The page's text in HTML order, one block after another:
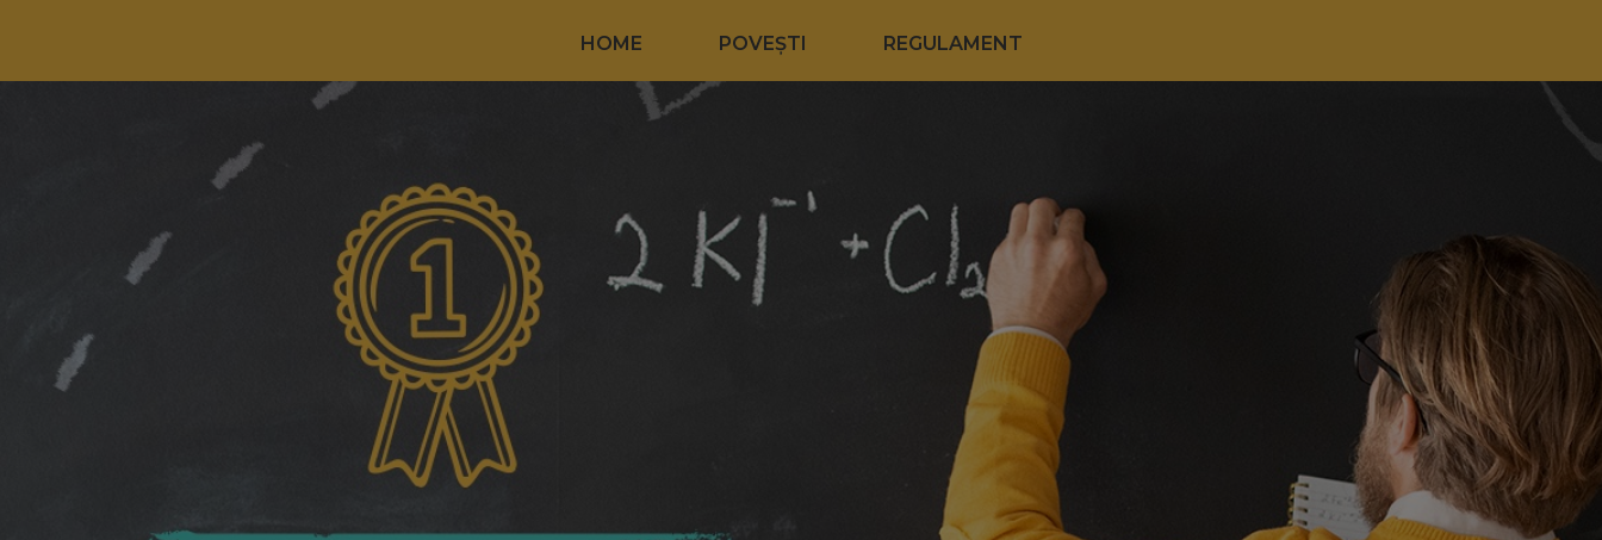
HOME POVEȘTI REGULAMENT